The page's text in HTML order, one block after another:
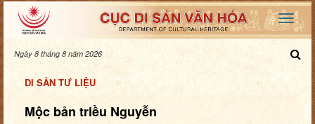
Ngày 8 tháng 8 năm 2026
DI SẢN TƯ LIỆU
Mộc bản triều Nguyễn